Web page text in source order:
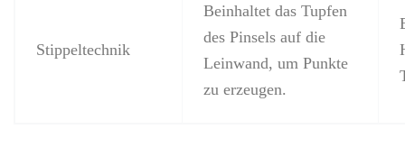
Stippeltechnik
Beinhaltet das Tupfen
des Pinsels auf die
Leinwand, um Punkte
zu erzeugen.